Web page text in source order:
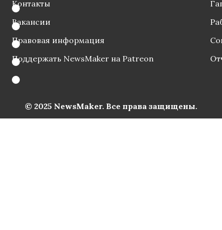
Контакты
Вакансии
Правовая информация
Поддержать NewsMaker на Patreon
© 2025 NewsMaker. Все права защищены.